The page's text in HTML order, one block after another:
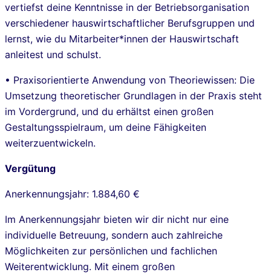
vertiefst deine Kenntnisse in der Betriebsorganisation
verschiedener hauswirtschaftlicher Berufsgruppen und
lernst, wie du Mitarbeiter*innen der Hauswirtschaft
anleitest und schulst.
• Praxisorientierte Anwendung von Theoriewissen: Die
Umsetzung theoretischer Grundlagen in der Praxis steht
im Vordergrund, und du erhältst einen großen
Gestaltungsspielraum, um deine Fähigkeiten
weiterzuentwickeln.
Vergütung
Anerkennungsjahr: 1.884,60 €
Im Anerkennungsjahr bieten wir dir nicht nur eine
individuelle Betreuung, sondern auch zahlreiche
Möglichkeiten zur persönlichen und fachlichen
Weiterentwicklung. Mit einem großen